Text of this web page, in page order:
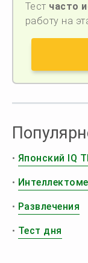
Тест часто
работу на
• Японский IQ
•
• Развлечения
• Тест дня